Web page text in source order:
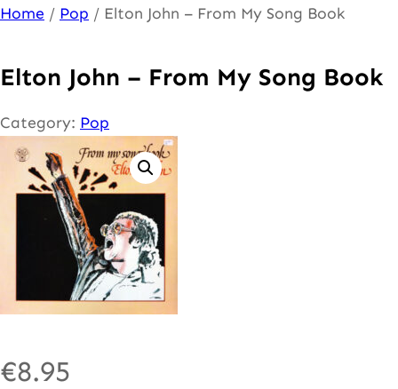
Ga
de
inhoud
Home / Pop / Elton John – From My Song Book
Elton John – From My Song Book
Category: Pop
€8.95